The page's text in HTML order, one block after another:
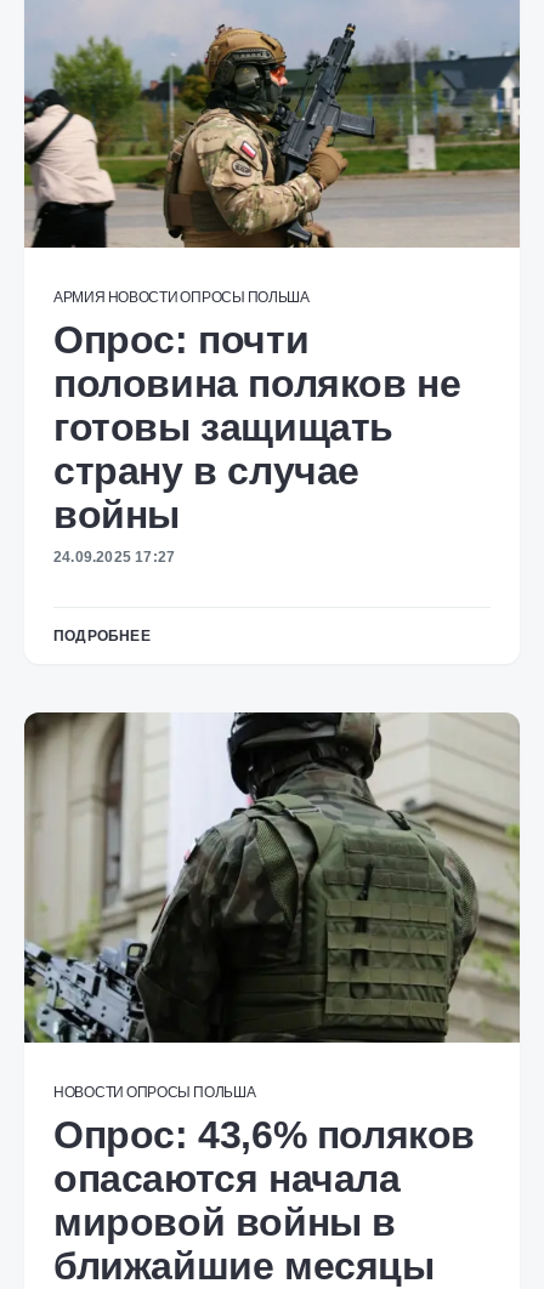
АРМИЯ НОВОСТИ ОПРОСЫ ПОЛЬША
Опрос: почти
половина поляков не
готовы защищать
страну в случае
войны
24.09.2025 17:27
ПОДРОБНЕЕ
НОВОСТИ ОПРОСЫ ПОЛЬША
Опрос: 43,6% поляков
опасаются начала
мировой войны в
ближайшие месяцы